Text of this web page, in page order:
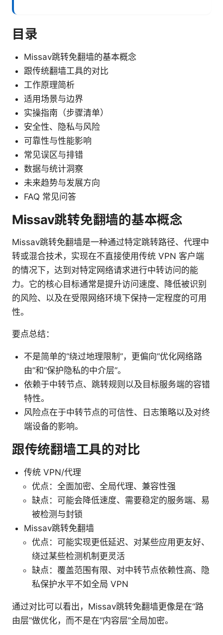
目录
Missav跳转免翻墙的基本概念
跟传统翻墙工具的对比
工作原理简析
适用场景与边界
实操指南（步骤清单）
安全性、隐私与风险
可靠性与性能影响
常见误区与排错
数据与统计洞察
未来趋势与发展方向
FAQ 常见问答
Missav跳转免翻墙的基本概念
Missav跳转免翻墙是一种通过特定跳转路径、代理中
转或混合技术，实现在不直接使用传统 VPN 客户端
的情况下，达到对特定网络请求进行中转访问的能
力。它的核心目标通常是提升访问速度、降低被识别
的风险、以及在受限网络环境下保持一定程度的可用
性。
要点总结：
不是简单的“绕过地理限制”，更偏向“优化网络路
由”和“保护隐私的中介层”。
依赖于中转节点、跳转规则以及目标服务端的容错
特性。
风险点在于中转节点的可信性、日志策略以及对终
端设备的影响。
跟传统翻墙工具的对比
传统 VPN/代理
优点：全面加密、全局代理、兼容性强
缺点：可能会降低速度、需要稳定的服务端、易
被检测与封锁
Missav跳转免翻墙
优点：可能实现更低延迟、对某些应用更友好、
绕过某些检测机制更灵活
缺点：覆盖范围有限、对中转节点依赖性高、隐
私保护水平不如全局 VPN
通过对比可以看出，Missav跳转免翻墙更像是在“路
由层”做优化，而不是在“内容层”全局加密。